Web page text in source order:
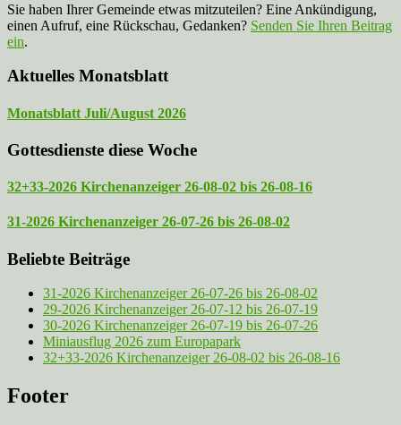
Sie haben Ihrer Gemeinde etwas mitzuteilen? Eine Ankündigung,
einen Aufruf, eine Rückschau, Gedanken? Senden Sie Ihren Beitrag
ein.
Aktuelles Monatsblatt
Monatsblatt Juli/August 2026
Gottesdienste diese Woche
32+33-2026 Kirchenanzeiger 26-08-02 bis 26-08-16
31-2026 Kirchenanzeiger 26-07-26 bis 26-08-02
Beliebte Beiträge
31-2026 Kirchenanzeiger 26-07-26 bis 26-08-02
29-2026 Kirchenanzeiger 26-07-12 bis 26-07-19
30-2026 Kirchenanzeiger 26-07-19 bis 26-07-26
Miniausflug 2026 zum Europapark
32+33-2026 Kirchenanzeiger 26-08-02 bis 26-08-16
Footer